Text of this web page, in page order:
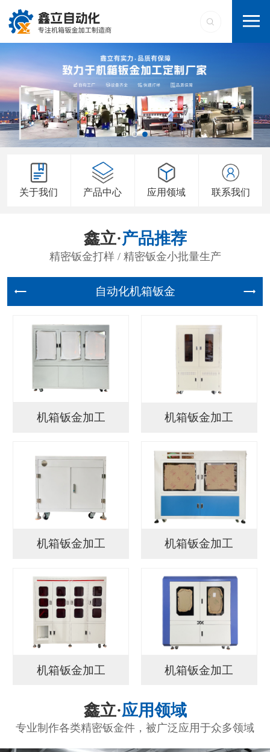
关于我们 产品中心 应用领域 联系我们
鑫立·产品推荐
精密钣金打样 / 精密钣金小批量生产
自动化机
机箱钣金加工 机箱钣金加工
机箱钣金加工 机箱钣金加工
机箱钣金加工 机箱钣金加工
鑫立·应用领域
专业制作各类精密钣金件，被广泛应用于众多领域